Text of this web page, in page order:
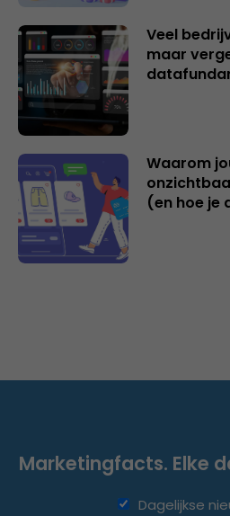
Veel
maar
Waarom
(en hoe je
Marketingfacts. Elke
Dagelijkse